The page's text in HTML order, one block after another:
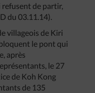
de partir,
du 03.11.14).
villageois de Kiri
le pont qui
après
le 27
de Koh Kong
de 135